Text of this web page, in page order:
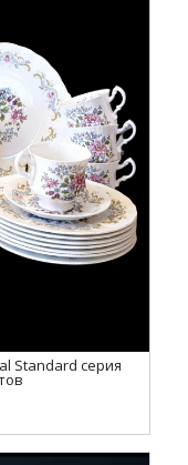
Standard серия